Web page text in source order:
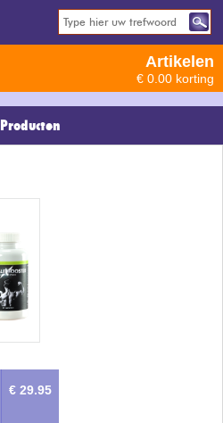
Artikelen
€ 0.00 korting
Producten
€ 29.95